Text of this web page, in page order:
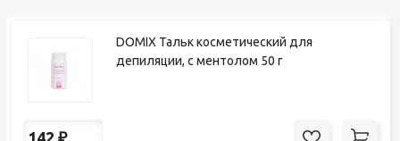
DOMIX Тальк косметический для
депиляции, с ментолом 50 г
142 ₽